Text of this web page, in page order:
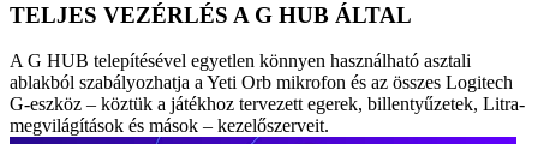
TELJES VEZÉRLÉS A G HUB ÁLTAL
A G HUB telepítésével egyetlen könnyen használható asztali
ablakból szabályozhatja a Yeti Orb mikrofon és az összes Logitech
G-eszköz – köztük a játékhoz tervezett egerek, billentyűzetek, Litra-
megvilágítások és mások – kezelőszerveit.